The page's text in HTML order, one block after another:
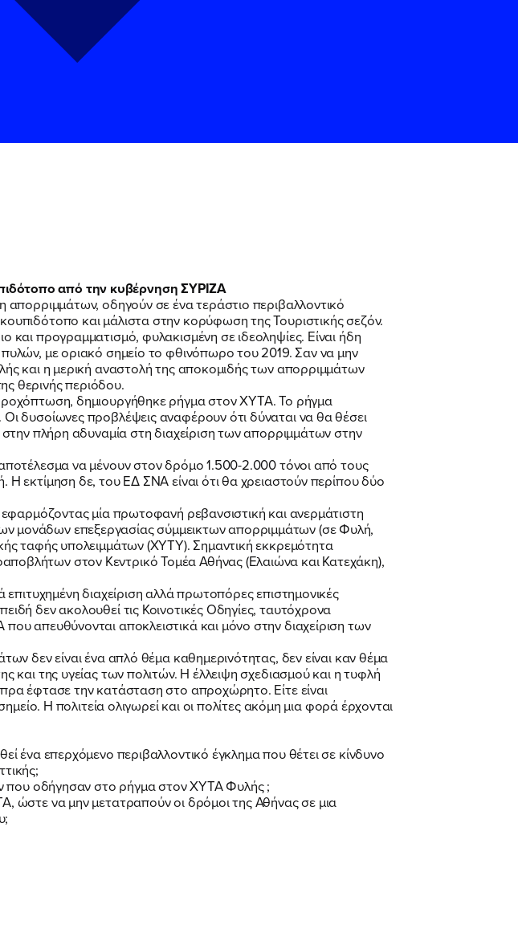
από την κυβέρνηση ΣΥΡΙΖΑ
απορριμμάτων, οδηγούν σε ένα τεράστιο περιβαλλοντικό
και μάλιστα στην κορύφωση της Τουριστικής σεζόν.
προγραμματισμό, φυλακισμένη σε ιδεοληψίες. Είναι ήδη
με οριακό σημείο το φθινόπωρο του 2019. Σαν να μην
και η μερική αναστολή της αποκομιδής των απορριμμάτων
θερινής περιόδου.
δημιουργήθηκε ρήγμα στον ΧΥΤΑ. Το ρήγμα
δυσοίωνες προβλέψεις αναφέρουν ότι δύναται να θα θέσει
πλήρη αδυναμία στη διαχείριση των απορριμμάτων στην
να μένουν στον δρόμο 1.500-2.000 τόνοι από τους
εκτίμηση δε, του ΕΔ ΣΝΑ είναι ότι θα χρειαστούν περίπου δύο
μία πρωτοφανή ρεβανσιστική και ανερμάτιστη
μονάδων επεξεργασίας σύμμεικτων απορριμμάτων (σε Φυλή,
ταφής υπολειμμάτων (ΧΥΤΥ). Σημαντική εκκρεμότητα
στον Κεντρικό Τομέα Αθήνας (Ελαιώνα και Κατεχάκη),
διαχείριση αλλά πρωτοπόρες επιστημονικές
δεν ακολουθεί τις Κοινοτικές Οδηγίες, ταυτόχρονα
απευθύνονται αποκλειστικά και μόνο στην διαχείριση των
δεν είναι ένα απλό θέμα καθημερινότητας, δεν είναι καν θέμα
και της υγείας των πολιτών. Η έλλειψη σχεδιασμού και η τυφλή
έφτασε την κατάσταση στο απροχώρητο. Είτε είναι
Η πολιτεία ολιγωρεί και οι πολίτες ακόμη μια φορά έρχονται
ένα επερχόμενο περιβαλλοντικό έγκλημα που θέτει σε κίνδυνο
που οδήγησαν στο ρήγμα στον ΧΥΤΑ Φυλής ;
ώστε να μην μετατραπούν οι δρόμοι της Αθήνας σε μια
Δεδομένων
Νίκης Κεραμέως
Δεδομένων
Νίκης Κεραμέως